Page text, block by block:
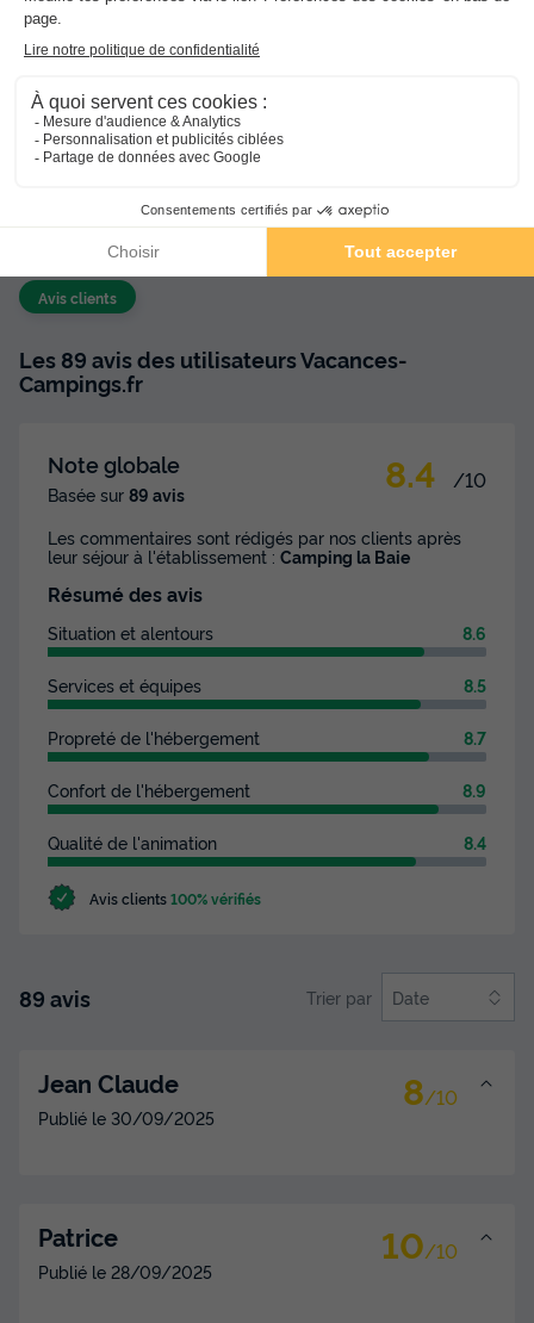
Santé et Bien-être, Commerces et Restauration, Locations
et équipements, divers
Avis sur Camping la Baie
8.4
Avis clients
Les 89 avis des utilisateurs Vacances-
Campings.fr
Note globale
Basée sur 89 avis 8.4 /10
Les commentaires sont rédigés par nos clients après
leur séjour à l'établissement : Camping la Baie
Résumé des avis
Situation et alentours 8.6
Services et équipes 8.5
Propreté de l'hébergement 8.7
Confort de l'hébergement 8.9
Qualité de l'animation 8.4
Avis clients100% vérifiés
89 avis Trier par Date
Jean Claude 8/10
Publié le 30/09/2025
Patrice 10/10
Publié le 28/09/2025